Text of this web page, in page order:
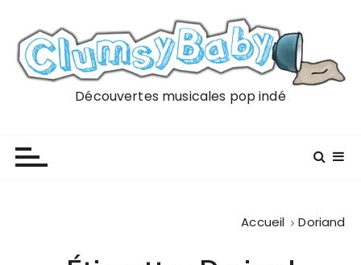
Découvertes musicales pop indé
Accueil Doriand